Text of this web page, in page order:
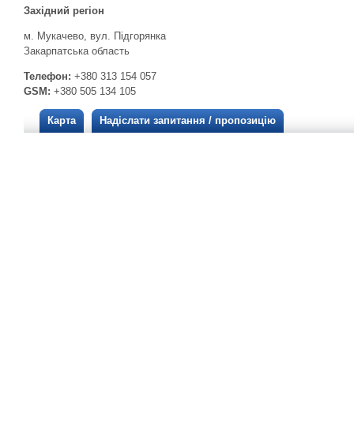
Західний регіон
м. Мукачево, вул. Підгорянка
Закарпатська область
Телефон: +380 313 154 057
GSM: +380 505 134 105
Карта Надіслати запитання / пропозицію